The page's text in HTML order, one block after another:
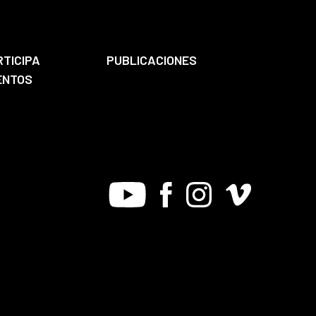
PUBLICACIONES
Youtube FacebookInstagram
Vimeo